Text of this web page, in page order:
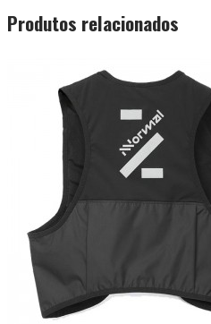
Produtos relacionados